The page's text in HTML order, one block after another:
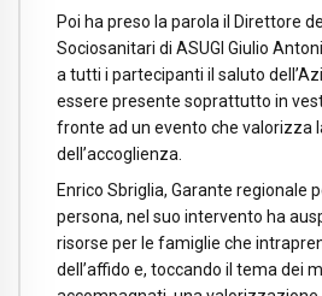
Poi ha preso la parola il Direttore
Sociosanitari di ASUGI Giulio
a tutti i partecipanti il saluto
essere presente soprattutto in
fronte ad un evento che valorizza
dell’accoglienza.
Enrico Sbriglia, Garante regionale
persona, nel suo intervento ha
risorse per le famiglie che
dell’affido e, toccando il tema dei